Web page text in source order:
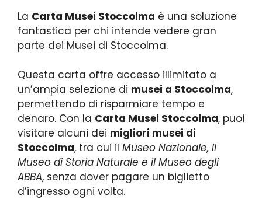
La Carta Musei Stoccolma è una soluzione
fantastica per chi intende vedere gran
parte dei Musei di Stoccolma.
Questa carta offre accesso illimitato a
un’ampia selezione di musei a Stoccolma,
permettendo di risparmiare tempo e
denaro. Con la Carta Musei Stoccolma, puoi
visitare alcuni dei migliori musei di
Stoccolma, tra cui il Museo Nazionale, il
Museo di Storia Naturale e il Museo degli
ABBA, senza dover pagare un biglietto
d’ingresso ogni volta.